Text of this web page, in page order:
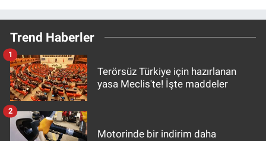
Trend Haberler
Terörsüz Türkiye için hazırlanan
yasa Meclis'te! İşte maddeler
1
Motorinde bir indirim daha
2